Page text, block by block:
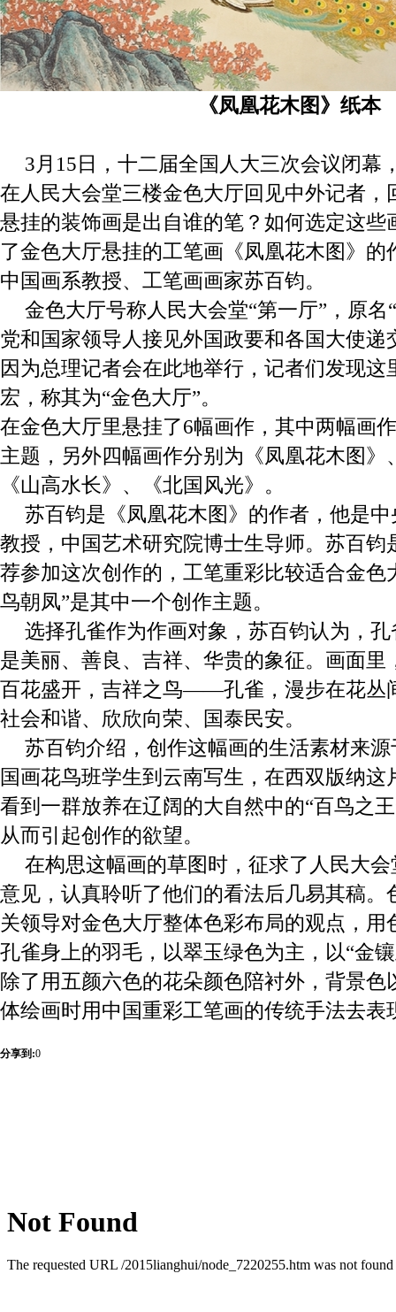
《凤凰花木图》纸本
3月 15日，十二届全国人大三次会议闭幕
在人民大会堂三楼金色大厅回见中外记者，
悬挂的装饰画是出自谁的笔？如何选定这些
了金色大厅悬挂的工笔画《凤凰花木图》的
中国画系教授、工笔画画家苏百钧。
金色大厅号称人民大会堂“第一厅”，原名
党和国家领导人接见外国政要和各国大使递
因为总理记者会在此地举行，记者们发现这
宏，称其为“金色大厅”。
在金色大厅里悬挂了6幅画作，其中两幅画
主题，另外四幅画作分别为《凤凰花木图》
《山高水长》、《北国风光》。
苏百钧是《凤凰花木图》的作者，他是
教授，中国艺术研究院博士生导师。苏百钧
荐参加这次创作的，工笔重彩比较适合金色
鸟朝凤”是其中一个创作主题。
选择孔雀作为作画对象，苏百钧认为，孔
是美丽、善良、吉祥、华贵的象征。画面里
百花盛开，吉祥之鸟——孔雀，漫步在花丛
社会和谐、欣欣向荣、国泰民安。
苏百钧介绍，创作这幅画的生活素材来
国画花鸟班学生到云南写生，在西双版纳这
看到一群放养在辽阔的大自然中的“百鸟之
从而引起创作的欲望。
在构思这幅画的草图时，征求了人民大
意见，认真聆听了他们的看法后几易其稿。
关领导对金色大厅整体色彩布局的观点，用
孔雀身上的羽毛，以翠玉绿色为主，以“金
除了用五颜六色的花朵颜色陪衬外，背景色
体绘画时用中国重彩工笔画的传统手法去表
分享到:0